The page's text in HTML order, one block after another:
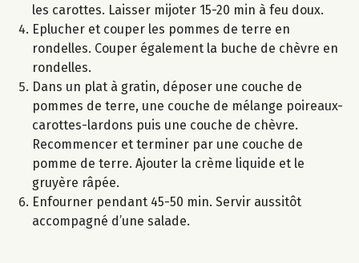
les carottes. Laisser mijoter 15-20 min à feu doux.
Eplucher et couper les pommes de terre en
rondelles. Couper également la buche de chèvre en
rondelles.
Dans un plat à gratin, déposer une couche de
pommes de terre, une couche de mélange poireaux-
carottes-lardons puis une couche de chèvre.
Recommencer et terminer par une couche de
pomme de terre. Ajouter la crème liquide et le
gruyère râpée.
Enfourner pendant 45-50 min. Servir aussitôt
accompagné d’une salade.